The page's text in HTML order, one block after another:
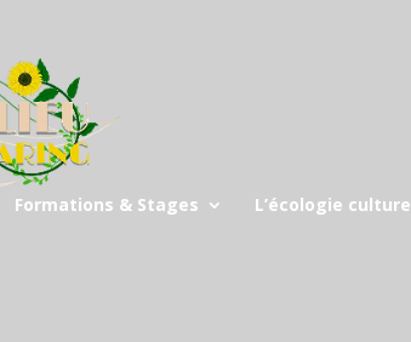
Formations & Stages L’écologie